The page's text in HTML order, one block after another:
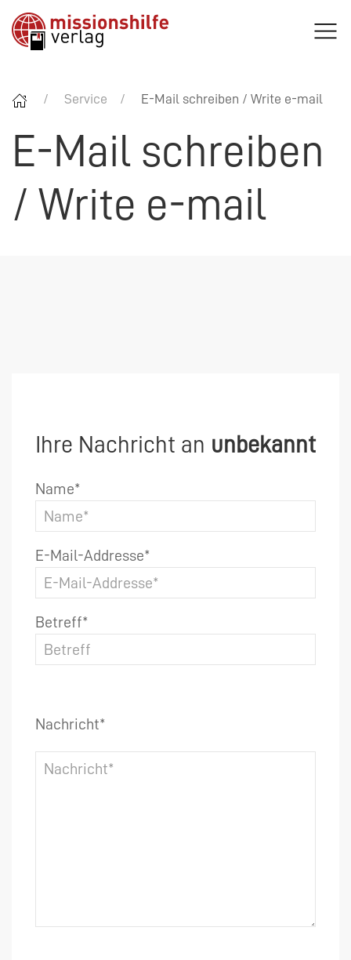
Service E-Mail schreiben / Write e-mail
E-Mail schreiben
/ Write e-mail
Ihre Nachricht an unbekannt
Name*
E-Mail-Addresse*
Betreff*
Nachricht*